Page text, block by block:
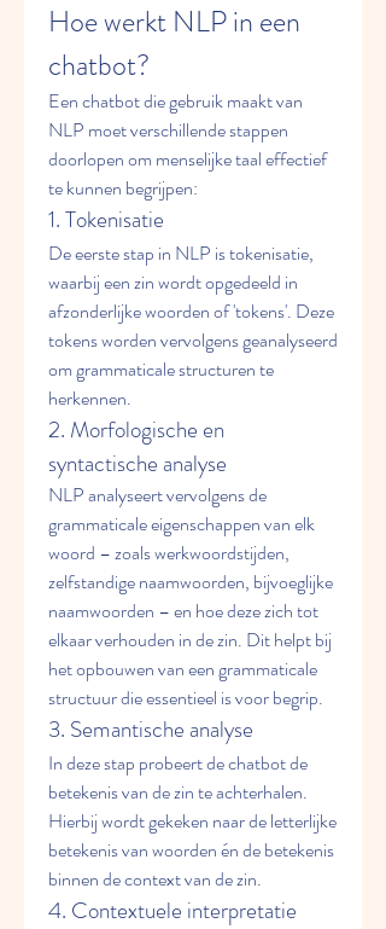
Hoe werkt NLP in een
chatbot?
Een chatbot die gebruik maakt van
NLP moet verschillende stappen
doorlopen om menselijke taal effectief
te kunnen begrijpen:
1. Tokenisatie
De eerste stap in NLP is tokenisatie,
waarbij een zin wordt opgedeeld in
afzonderlijke woorden of 'tokens'. Deze
tokens worden vervolgens geanalyseerd
om grammaticale structuren te
herkennen.
2. Morfologische en
syntactische analyse
NLP analyseert vervolgens de
grammaticale eigenschappen van elk
woord – zoals werkwoordstijden,
zelfstandige naamwoorden, bijvoeglijke
naamwoorden – en hoe deze zich tot
elkaar verhouden in de zin. Dit helpt bij
het opbouwen van een grammaticale
structuur die essentieel is voor begrip.
3. Semantische analyse
In deze stap probeert de chatbot de
betekenis van de zin te achterhalen.
Hierbij wordt gekeken naar de letterlijke
betekenis van woorden én de betekenis
binnen de context van de zin.
4. Contextuele interpretatie